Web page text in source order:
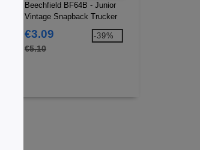
Beechfield BF64B - Junior
Vintage Snapback Trucker
€3.09
€5.10
-39%